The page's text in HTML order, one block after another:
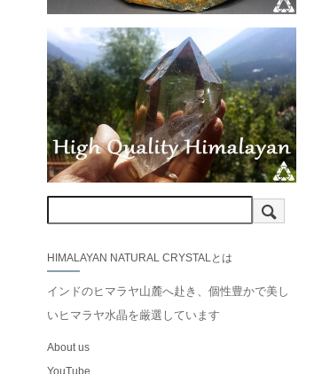
HIMALAYAN NATURAL CRYSTALとは
インドのヒマラヤ山麓へ赴き、個性豊かで美し
いヒマラヤ水晶を厳選しています
About us
YouTube